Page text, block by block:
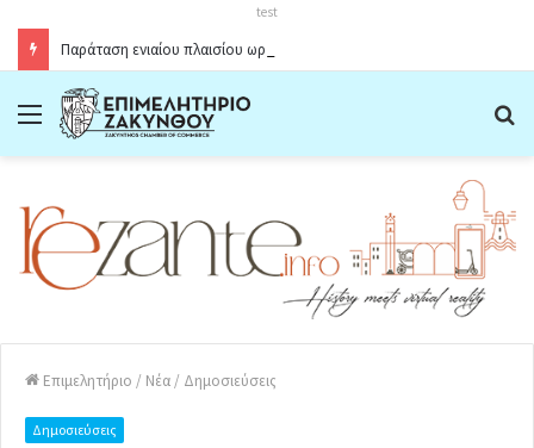
test
Menu
Επιμελητήριο / Νέα / Δημοσιεύσεις
Δημοσιεύσεις